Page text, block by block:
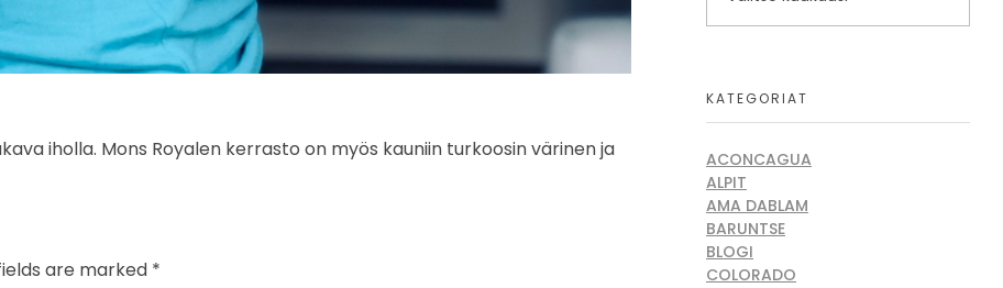
iholla. Mons Royalen kerrasto on myös kauniin turkoosin värinen ja
are marked *
KATEGORIAT
ACONCAGUA
ALPIT
AMA DABLAM
BARUNTSE
BLOGI
COLORADO